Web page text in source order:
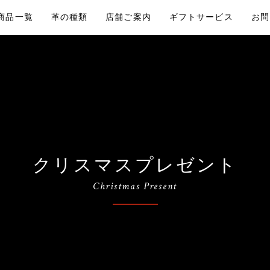
品一覧 革の種類 店舗ご案内 ギフトサービス お
クリスマスプレゼント
Christmas Present